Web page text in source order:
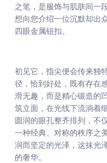
之笔，是服饰与肌肤间一
想向您介绍一位沉默却出
四眼金属钮扣。
初见它，指尖便会传来独
径，恰到好处，既有存在
滑无趣，而是精心锻造的
筑立面，在光线下流淌着
圆润的眼孔整齐排列，不
一种经典、对称的秩序之
润而坚定的光泽，这抹光
的奢华。